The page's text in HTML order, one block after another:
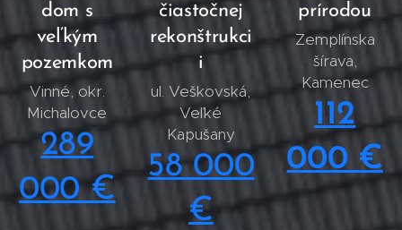
dom s
veľkým
pozemkom
Vinné, okr.
Michalovce
289
000 €
čiastočnej
rekonštrukci
i
ul. Veškovská,
Veľké
Kapušany
58 000
€
prírodou
Zemplínska
šírava,
Kamenec
112
000 €